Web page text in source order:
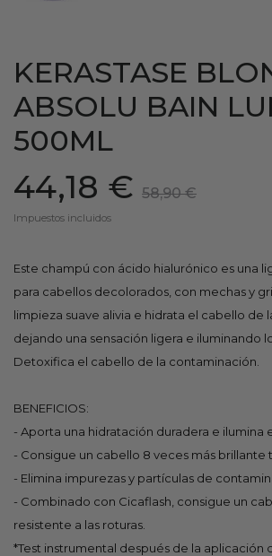
KERASTASE
ABSOLU BAIN
500ML
44,18 € 58,90 €
Impuestos incluidos
Este champú con ácido hialurónico es una
para cabellos decolorados, con mechas y
limpieza suave alivia e hidrata el cabello de
dejando una sensación ligera e iluminando
Detoxifica el cabello de la contaminación.
BENEFICIOS:
- Aporta una hidratación duradera e ilumina
- Consigue un cabello 8 veces más brillante
- Elimina impurezas y partículas de
- Combinado con Cicaflash, consigue un
resistente a las roturas.
*Test instrumental después de la aplicación